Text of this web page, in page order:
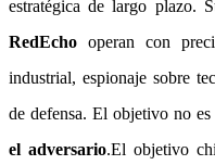
estratégica de largo plazo.
RedEcho operan con
industrial, espionaje sobre
de defensa. El objetivo no
el adversario.El objetivo